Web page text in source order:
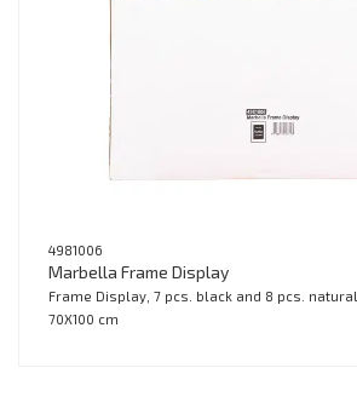
4981006
Marbella Frame Display
Frame Display, 7 pcs. black and 8 pcs. natural
70X100 cm